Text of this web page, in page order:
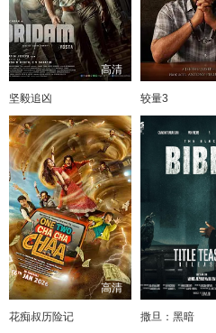
高清
坚毅追凶 较量3
高清
花痴叔历险记 撒旦：黑暗